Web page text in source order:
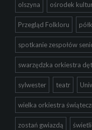
olszyna ośrodek
Przegląd Folkloru
spotkanie zespołów
swarzędzka orkiestra
sylwester teatr
wielka orkiestra
zostań gwiazdą